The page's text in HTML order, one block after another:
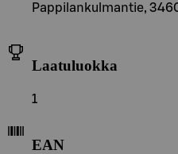
Pappilankulmantie,
Laatuluokka
1
EAN